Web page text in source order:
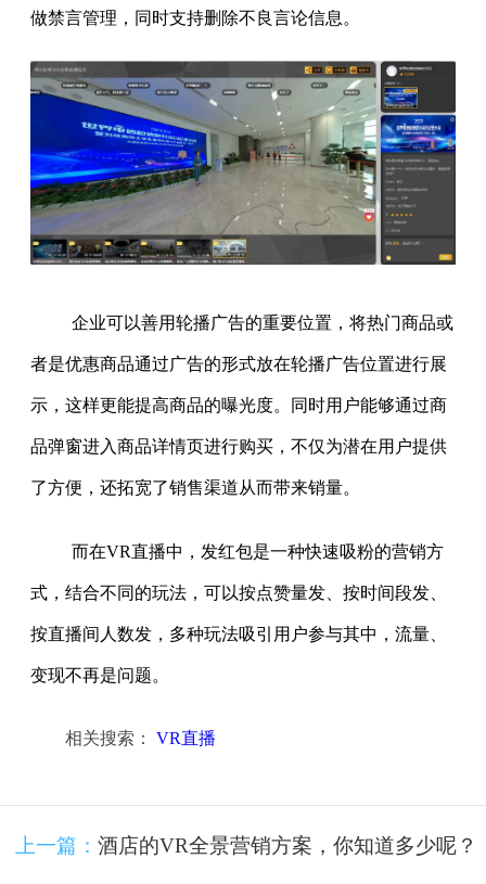
做禁言管理，同时支持删除不良言论信息。
企业可以善用轮播广告的重要位置，将热门商品或
者是优惠商品通过广告的形式放在轮播广告位置进行展
示，这样更能提高商品的曝光度。同时用户能够通过商
品弹窗进入商品详情页进行购买，不仅为潜在用户提供
了方便，还拓宽了销售渠道从而带来销量。
而在VR直播中，发红包是一种快速吸粉的营销方
式，结合不同的玩法，可以按点赞量发、按时间段发、
按直播间人数发，多种玩法吸引用户参与其中，流量、
变现不再是问题。
相关搜索： VR直播
上一篇： 酒店的VR全景营销方案，你知道多少呢？